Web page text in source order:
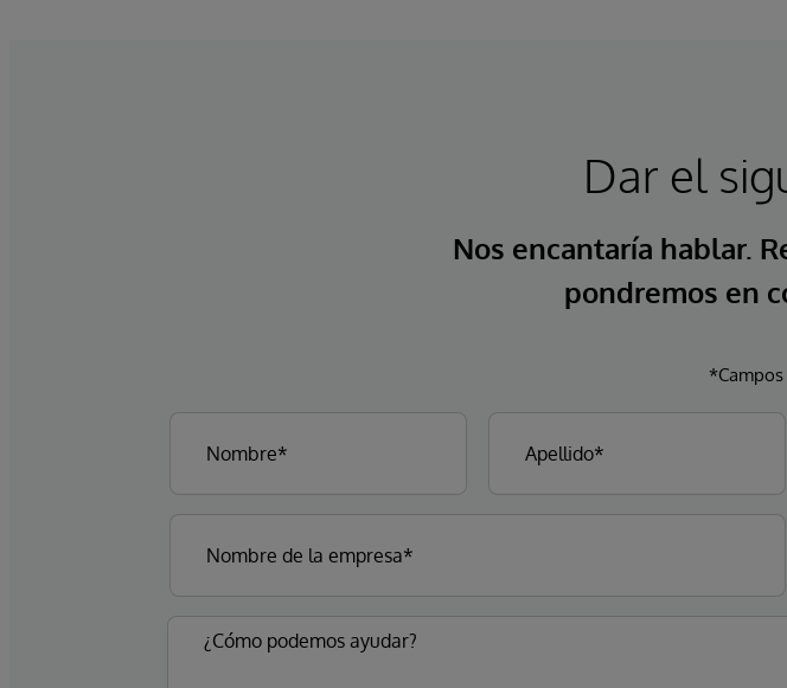
Dar el
Nos encantaría hablar.
pondremos en